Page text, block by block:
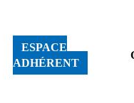
ESPACE
ADHÉRENT